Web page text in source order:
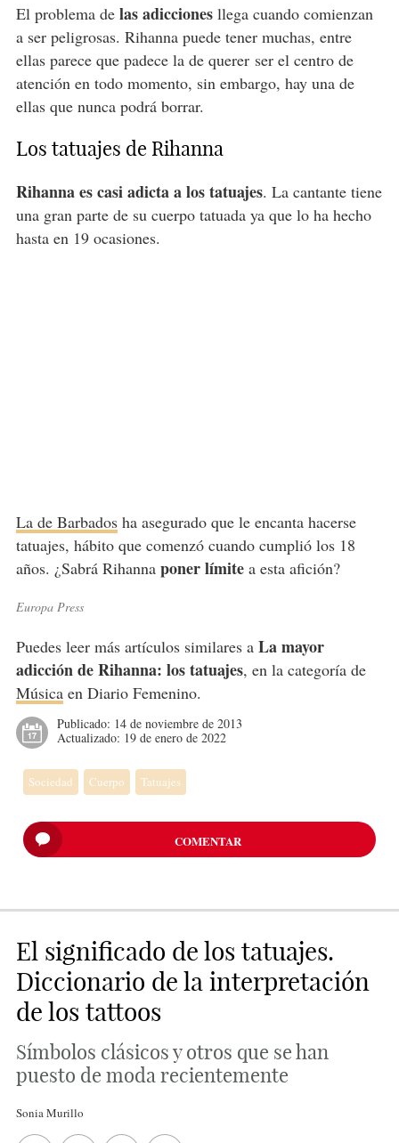
El problema de las adiccionesllega cuando comienzan
a ser peligrosas. Rihanna puede tener muchas, entre
ellas parece que padece la de querer ser el centro de
atención en todo momento, sin embargo, hay una de
ellas que nunca podrá borrar.
Los tatuajes de Rihanna
Rihanna es casi adicta a los tatuajes. La cantante tiene
una gran parte de su cuerpo tatuada ya que lo ha hecho
hasta en 19 ocasiones.
La de Barbadosha asegurado que le encanta hacerse
tatuajes, hábito que comenzó cuando cumplió los 18
años. ¿Sabrá Rihanna poner límitea esta afición?
Europa Press
Puedes leer más artículos similares a La mayor
adicción de Rihanna: los tatuajes, en la categoría de
Músicaen Diario Femenino.
Publicado: 14 de noviembre de 2013
Actualizado: 19 de enero de 2022
Sociedad Cuerpo Tatuajes
COMENTAR
El significado de los tatuajes.
Diccionario de la interpretación
de los tattoos
Símbolos clásicos y otros que se han
puesto de moda recientemente
Sonia Murillo